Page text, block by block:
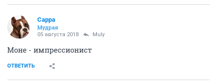
Сарра
Мудрая
05 августа 2018 Muly
Моне - импрессионист
ОТВЕТИТЬ